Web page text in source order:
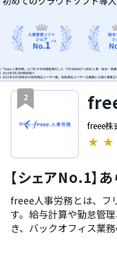
2
freee株
★ ★
【シェアNo.1】
freee人事労務とは、フ
す。給与計算や勤怠管
き、バックオフィス業
テクノロジー大賞」の